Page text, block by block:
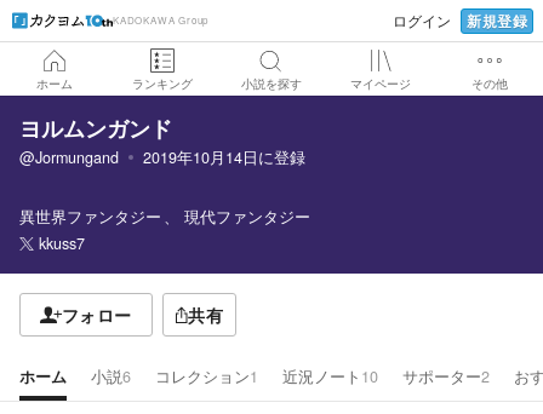
KADOKAWA Group ログイン 新規登録
ホーム ランキング 小説を探す マイページ その他
ヨルムンガンド
@Jormungand 2019年10月14日に登録
異世界ファンタジー
現代ファンタジー
kkuss7
フォロー 共有
ホーム 小説6 コレクション1 近況ノート 10 サポーター2 お